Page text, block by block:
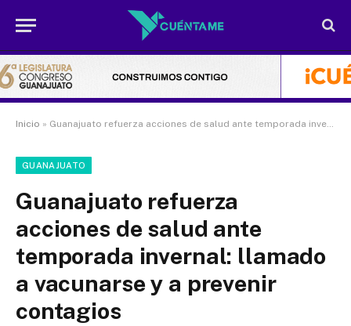
Inicio » Guanajuato refuerza acciones de salud ante temporada invernal: llamado a vacunarse y a prevenir contagios
GUANAJUATO
Guanajuato refuerza
acciones de salud ante
temporada invernal: llamado
a vacunarse y a prevenir
contagios